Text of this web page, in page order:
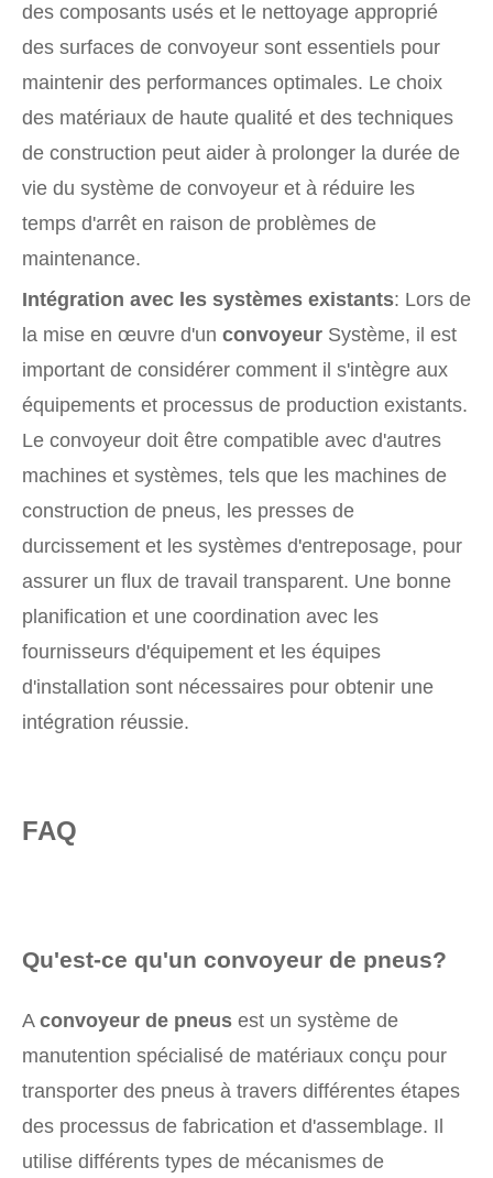
des composants usés et le nettoyage approprié
des surfaces de convoyeur sont essentiels pour
maintenir des performances optimales. Le choix
des matériaux de haute qualité et des techniques
de construction peut aider à prolonger la durée de
vie du système de convoyeur et à réduire les
temps d'arrêt en raison de problèmes de
maintenance.
Intégration avec les systèmes existants: Lors de
la mise en œuvre d'un convoyeur Système, il est
important de considérer comment il s'intègre aux
équipements et processus de production existants.
Le convoyeur doit être compatible avec d'autres
machines et systèmes, tels que les machines de
construction de pneus, les presses de
durcissement et les systèmes d'entreposage, pour
assurer un flux de travail transparent. Une bonne
planification et une coordination avec les
fournisseurs d'équipement et les équipes
d'installation sont nécessaires pour obtenir une
intégration réussie.
FAQ
Qu'est-ce qu'un convoyeur de pneus?
A convoyeur de pneus est un système de
manutention spécialisé de matériaux conçu pour
transporter des pneus à travers différentes étapes
des processus de fabrication et d'assemblage. Il
utilise différents types de mécanismes de